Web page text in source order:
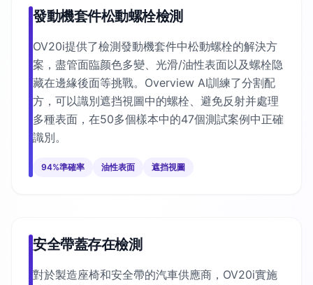
發動機套件松動螺栓檢測
OV20i提供了檢測發動機套件中松動螺栓的解決方
案，盡管面臨颜色多變、光滑/油性表面以及螺栓隐
藏在邊緣後面等挑戰。Overview AI訓練了分割配
方，可以識別遮挡視圖中的螺栓、避免反射并處理
多種表面，在50多個樣本中的47個測試案例中正確
識別。
94%準確率 油性表面 遮挡視圖
安全帶蓋存在檢測
對於製造座椅和安全帶的汽車供應商，OV20i實施